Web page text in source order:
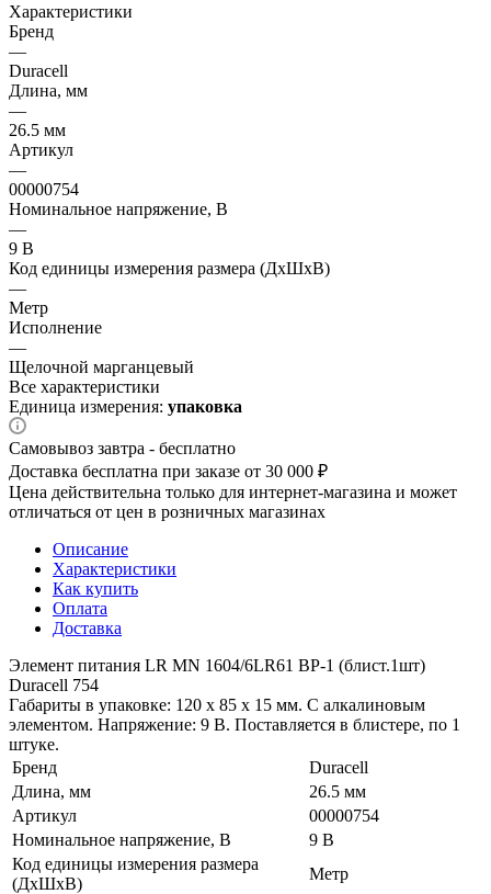
Характеристики
Бренд
—
Duracell
Длина, мм
—
26.5 мм
Артикул
—
00000754
Номинальное напряжение, В
—
9 В
Код единицы измерения размера (ДхШхВ)
—
Метр
Исполнение
—
Щелочной марганцевый
Все характеристики
Единица измерения: упаковка
Самовывоз завтра - бесплатно
Доставка бесплатна при заказе от 30 000 ₽
Цена действительна только для интернет-магазина и может
отличаться от цен в розничных магазинах
Описание
Характеристики
Как купить
Оплата
Доставка
Элемент питания LR MN 1604/6LR61 ВР-1 (блист.1шт)
Duracell 754
Габариты в упаковке: 120 x 85 x 15 мм. С алкалиновым
элементом. Напряжение: 9 В. Поставляется в блистере, по 1
штуке.
Бренд
Duracell
Длина, мм
26.5 мм
Артикул
00000754
Номинальное напряжение, В
9 В
Код единицы измерения размера
(ДхШхВ)
Метр